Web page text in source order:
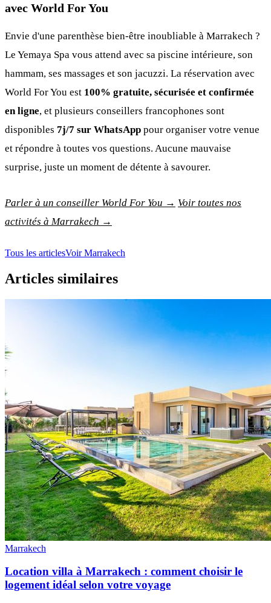
avec World For You
Envie d'une parenthèse bien-être inoubliable à Marrakech ?
Le Yemaya Spa vous attend avec sa piscine intérieure, son
hammam, ses massages et son jacuzzi. La réservation avec
World For You est 100% gratuite, sécurisée et confirmée
en ligne, et plusieurs conseillers francophones sont
disponibles 7j/7 sur WhatsApp pour organiser votre venue
et répondre à toutes vos questions. Aucune mauvaise
surprise, juste un moment de détente à savourer.
Parler à un conseiller World For You → Voir toutes nos
activités à Marrakech →
Tous les articlesVoir Marrakech
Articles similaires
Marrakech
Location villa à Marrakech : comment choisir le
logement idéal selon votre voyage